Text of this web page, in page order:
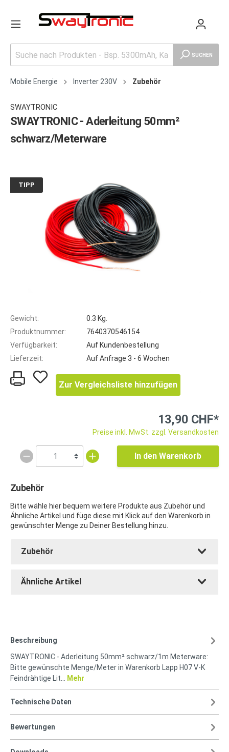
SUCHEN
Mobile Energie Inverter 230V Zubehör
SWAYTRONIC
SWAYTRONIC - Aderleitung 50mm²
schwarz/Meterware
TIPP
Gewicht:
0.3 Kg.
Produktnummer:
7640370546154
Verfügbarkeit:
Auf Kundenbestellung
Lieferzeit:
Auf Anfrage 3 - 6 Wochen
Zur Vergleichsliste hinzufügen
13,90 CHF*
Preise inkl. MwSt. zzgl. Versandkosten
In den Warenkorb
Zubehör
Bitte wähle hier bequem weitere Produkte aus Zubehör und
Ähnliche Artikel und füge diese mit Klick auf den Warenkorb in
gewünschter Menge zu Deiner Bestellung hinzu.
Zubehör
Ähnliche Artikel
Beschreibung
SWAYTRONIC - Aderleitung 50mm² schwarz/1m Meterware:
Bitte gewünschte Menge/Meter in Warenkorb Lapp H07 V-K
Feindrähtige Lit…
Mehr
Technische Daten
Bewertungen